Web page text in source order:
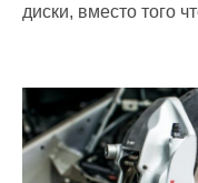
диски, вместо того